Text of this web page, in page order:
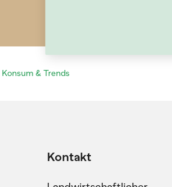
Konsum & Trends
Kontakt